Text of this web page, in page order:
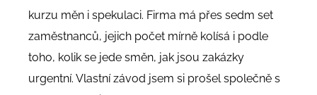
kurzu měn i spekulaci. Firma má přes sedm set
zaměstnanců, jejich počet mírně kolísá i podle
toho, kolik se jede směn, jak jsou zakázky
urgentní. Vlastní závod jsem si prošel společně s